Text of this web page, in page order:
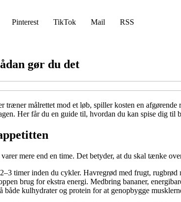
Pinterest TikTok Mail RSS
gør du det
træner målrettet mod et løb, spiller kosten en
Her får du en guide til, hvordan du kan spise dig
mere end en time. Det betyder, at du skal tænke
timer inden du cykler. Havregrød med frugt,
brug for ekstra energi. Medbring bananer,
kulhydrater og protein for at genopbygge